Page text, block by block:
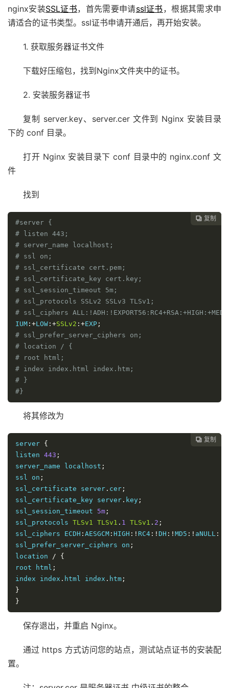
nginx安装SSL证书，首先需要申请ssl证书 ，根据其需求申
请适合的证书类型。ssl证书申请开通后，再开始安装。
1. 获取服务器证书文件
下载好压缩包，找到Nginx文件夹中的证书。
2. 安装服务器证书
复制 server.key、server.cer 文件到 Nginx 安装目录
下的 conf 目录。
打开 Nginx 安装目录下 conf 目录中的 nginx.conf 文
件
找到
 复制
#server {
# listen 443;
# server_name localhost;
# ssl on;
# ssl_certificate cert.pem;
# ssl_certificate_key cert.key;
# ssl_session_timeout 5m;
# ssl_protocols SSLv2 SSLv3 TLSv1;
# ssl_ciphers ALL:!ADH:!EXPORT56:RC4+RSA:+HIGH:+MED
IUM :+LOW :+SSLv2 :+EXP ;
# ssl_prefer_server_ciphers on;
# location / {
# root html;
# index index.html index.htm;
# }
#}
将其修改为
 复制
server {
listen 443 ;
server_name localhost ;
ssl on ;
ssl_certificate server . cer ;
ssl_certificate_key server . key ;
ssl_session_timeout 5m ;
ssl_protocols TLSv1 TLSv1 . 1 TLSv1 . 2 ;
ssl_ciphers ECDH : AESGCM : HIGH :! RC4 :! DH :! MD5 :! aNULL :!
ssl_prefer_server_ciphers on ;
location /
{
root html ;
index index . html index . htm ;
}
}
保存退出，并重启 Nginx。
通过 https 方式访问您的站点，测试站点证书的安装配
置。